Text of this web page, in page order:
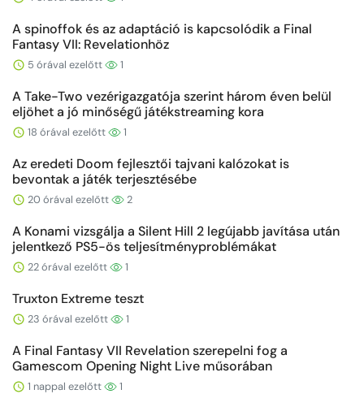
A spinoffok és az adaptáció is kapcsolódik a Final
Fantasy VII: Revelationhöz
5 órával ezelőtt 1
A Take-Two vezérigazgatója szerint három éven belül
eljöhet a jó minőségű játékstreaming kora
18 órával ezelőtt 1
Az eredeti Doom fejlesztői tajvani kalózokat is
bevontak a játék terjesztésébe
20 órával ezelőtt 2
A Konami vizsgálja a Silent Hill 2 legújabb javítása után
jelentkező PS5-ös teljesítményproblémákat
22 órával ezelőtt 1
Truxton Extreme teszt
23 órával ezelőtt 1
A Final Fantasy VII Revelation szerepelni fog a
Gamescom Opening Night Live műsorában
1 nappal ezelőtt 1